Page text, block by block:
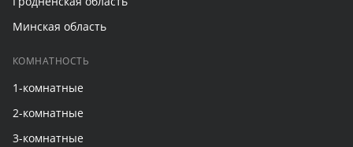
Минская область
КОМНАТНОСТЬ
1-комнатные
2-комнатные
3-комнатные